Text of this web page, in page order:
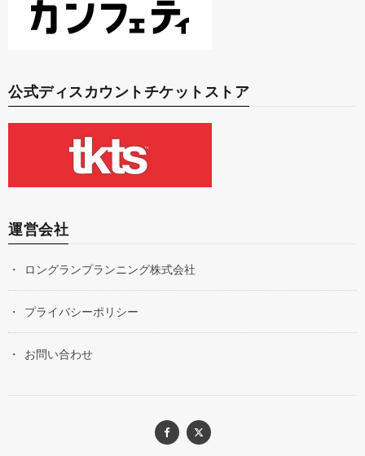
公式ディスカウントチケットストア
運営会社
ロングランプランニング株式会社
プライバシーポリシー
お問い合わせ